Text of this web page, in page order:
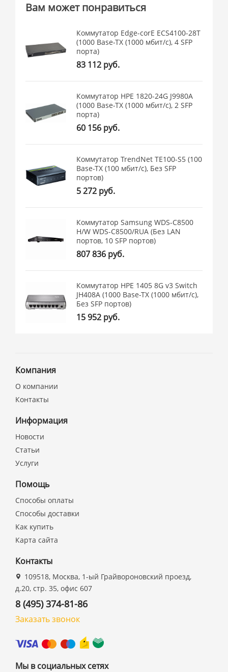
Вам может понравиться
Коммутатор Edge-corE ECS4100-28T
(1000 Base-TX (1000 мбит/с), 4 SFP
порта)
83 112 руб.
Коммутатор HPE 1820-24G J9980A
(1000 Base-TX (1000 мбит/с), 2 SFP
порта)
60 156 руб.
Коммутатор TrendNet TE100-S5 (100
Base-TX (100 мбит/с), Без SFP
портов)
5 272 руб.
Коммутатор Samsung WDS-C8500
H/W WDS-C8500/RUA (Без LAN
портов, 10 SFP портов)
807 836 руб.
Коммутатор HPE 1405 8G v3 Switch
JH408A (1000 Base-TX (1000 мбит/с),
Без SFP портов)
15 952 руб.
Компания
О компании
Контакты
Информация
Новости
Статьи
Услуги
Помощь
Способы оплаты
Способы доставки
Как купить
Карта сайта
Контакты
109518, Москва, 1-ый Грайвороновский проезд,
д.20, стр. 35, офис 607
8 (495) 374-81-86
Заказать звонок
Мы в социальных сетях